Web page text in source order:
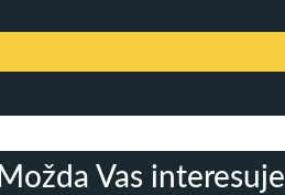
Možda Vas interesuje